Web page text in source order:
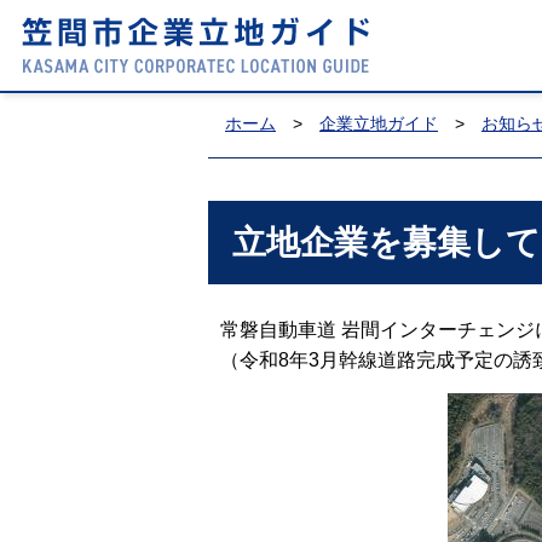
ホーム > 企業立地ガイド > お知ら
立地企業を募集し
常磐自動車道 岩間インターチェン
（令和8年3月幹線道路完成予定の誘